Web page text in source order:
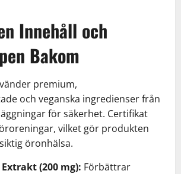
Innehåll och
Bakom
premium,
och veganska ingredienser från
för säkerhet. Certifikat
vilket gör produkten
öronhälsa.
(200 mg): Förbättrar